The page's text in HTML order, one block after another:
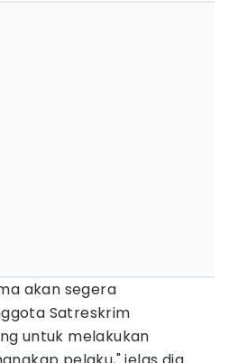
akan segera
Satreskrim
untuk melakukan